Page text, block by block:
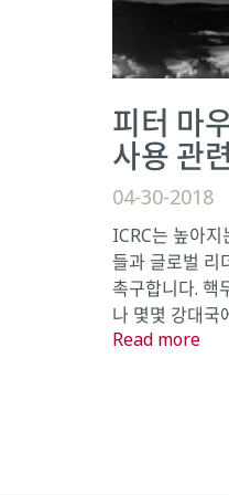
피터 마
사용 관
04-30-2018
ICRC는 높아
들과 글로벌 리
촉구합니다. 핵
나 몇몇 강대국
Read more